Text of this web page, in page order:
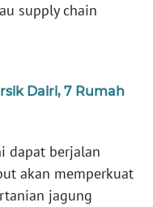
supply chain
Dairi, 7 Rumah
dapat berjalan
akan memperkuat
jagung